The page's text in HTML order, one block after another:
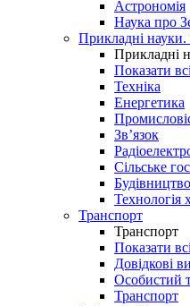
Астрономія
Наука про
Прикладні науки.
Прикладні
Показати всі
Техніка
Енергетика
Зв’язок
Сільське
Будівництво
Технологія
Транспорт
Транспорт
Показати всі
Довідкові
Особистий
Транспорт